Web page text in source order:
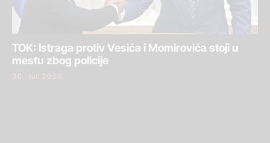
TOK: Istraga protiv Vesića i Momirovića stoji u
mestu zbog policije
30. jul 2026.